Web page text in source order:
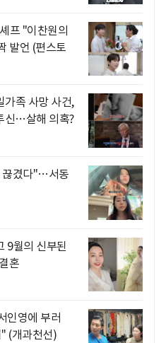
프 "이찬원의
발언 (편스토
가족 사망 사건,
신…살해 의혹?
끊겼다"…서동
9월의 신부된
혼
인영에 부러
(개과천선)